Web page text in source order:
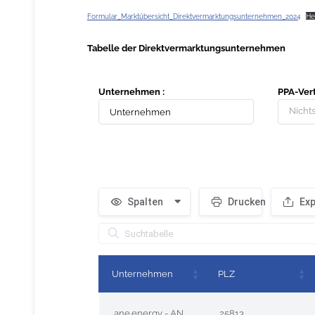
Formular_Marktübersicht_Direktvermarktungsunternehmen_2024
Tabelle der Direktvermarktungsunternehmen
Unternehmen :
PPA-
Spalten Drucken
Unternehmen PLZ